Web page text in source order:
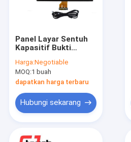
Panel Layar Sentuh
Kapasitif Bukti
Harga:Negotiable
MOQ:1 buah
dapatkan harga terbaru
Hubungi sekarang